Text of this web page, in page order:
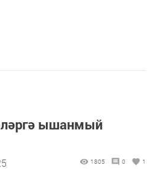
ышанмый
1805 0 1